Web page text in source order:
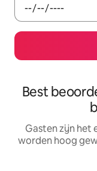
Best
Gasten zijn het
worden hoog